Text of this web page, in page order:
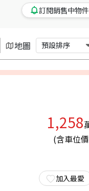
訂閱銷售中物件
地圖 預設排序
1,258
(含車位
加入最愛